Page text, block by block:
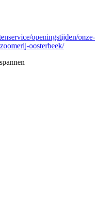
openingstijden/onze-
oosterbeek/